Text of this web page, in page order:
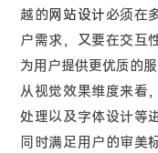
越的网站设计必须在
户需求，又要在交互
为用户提供更优质的服
从视觉效果维度来看
处理以及字体设计等
同时满足用户的审美